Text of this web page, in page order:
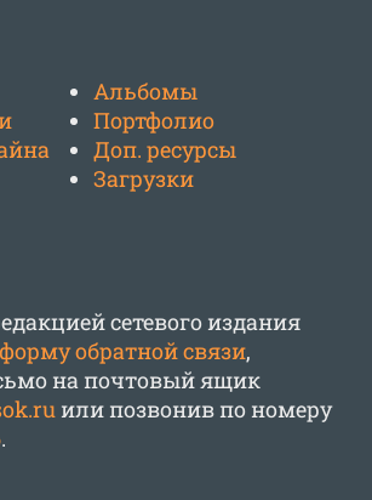
Альбомы
Портфолио
Доп. ресурсы
Загрузки
сетевого издания
форму обратной связи,
на почтовый ящик
или позвонив по номеру
.